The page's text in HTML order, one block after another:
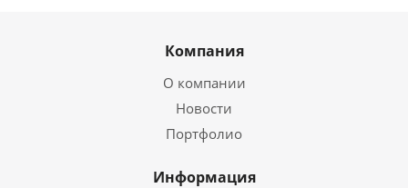
Компания
О компании
Новости
Портфолио
Информация